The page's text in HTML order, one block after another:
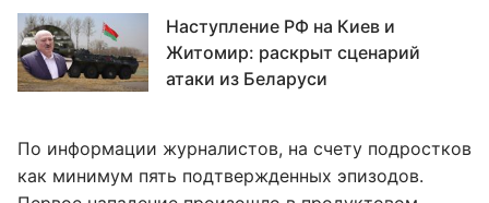
Наступление РФ на Киев и
Житомир: раскрыт сценарий
атаки из Беларуси
По информации журналистов, на счету подростков
как минимум пять подтвержденных эпизодов.